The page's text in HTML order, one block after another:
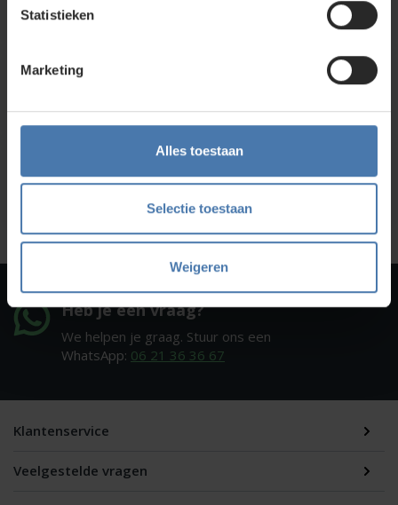
Statistieken
Marketing
Alles toestaan
Selectie toestaan
Weigeren
Bel Whatsapp of mail
Onze eigen service afdeling
Onze showroom
Kom je langs?
Heb je een vraag?
We helpen je graag. Stuur ons een
WhatsApp: 06 21 36 36 67
Klantenservice
Veelgestelde vragen